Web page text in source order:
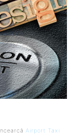
Airport Taxi